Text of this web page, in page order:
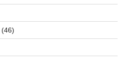
(46)